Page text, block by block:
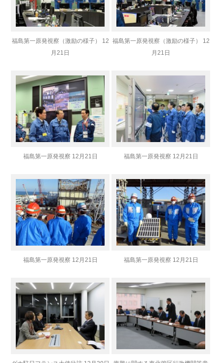
福島第一原発視察（激励の様子） 12
月21日
福島第一原発視察（激励の様子） 12
月21日
福島第一原発視察 12月21日 福島第一原発視察 12月21日
福島第一原発視察 12月21日 福島第一原発視察 12月21日